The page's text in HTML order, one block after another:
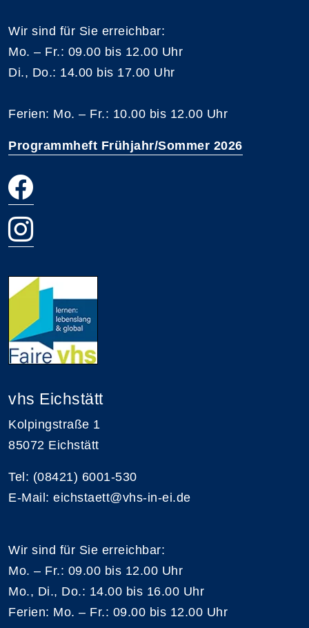
Wir sind für Sie erreichbar:
Mo. – Fr.: 09.00 bis 12.00 Uhr
Di., Do.: 14.00 bis 17.00 Uhr
Ferien: Mo. – Fr.: 10.00 bis 12.00 Uhr
Programmheft Frühjahr/Sommer 2026
vhs Eichstätt
Kolpingstraße 1
85072 Eichstätt
Tel: (08421) 6001-530
E-Mail: eichstaett@vhs-in-ei.de
Wir sind für Sie erreichbar:
Mo. – Fr.: 09.00 bis 12.00 Uhr
Mo., Di., Do.: 14.00 bis 16.00 Uhr
Ferien: Mo. – Fr.: 09.00 bis 12.00 Uhr